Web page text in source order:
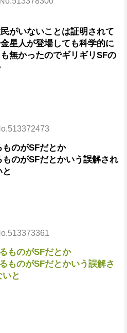
がいないことは証明されて
星人が登場しても科学的に
無かったのでギリギリSFの
のがSFだとか
のがSFだとかいう誤解され
と
ものがSFだとか
ものがSFだとかいう誤解さ
と